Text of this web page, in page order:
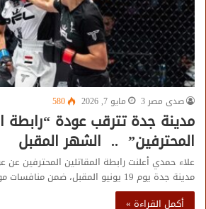
صدى مصر 3
مايو 7, 2026 580
مدينة جدة تترقب عودة “رابطة
المحترفين” .. الشهر المقبل
علاء حمدي أعلنت رابطة المقاتلين المحترفين عن
مدينة جدة يوم 19 يونيو المقبل، ضمن منافسات موسم 2026…
أكمل القراءة »